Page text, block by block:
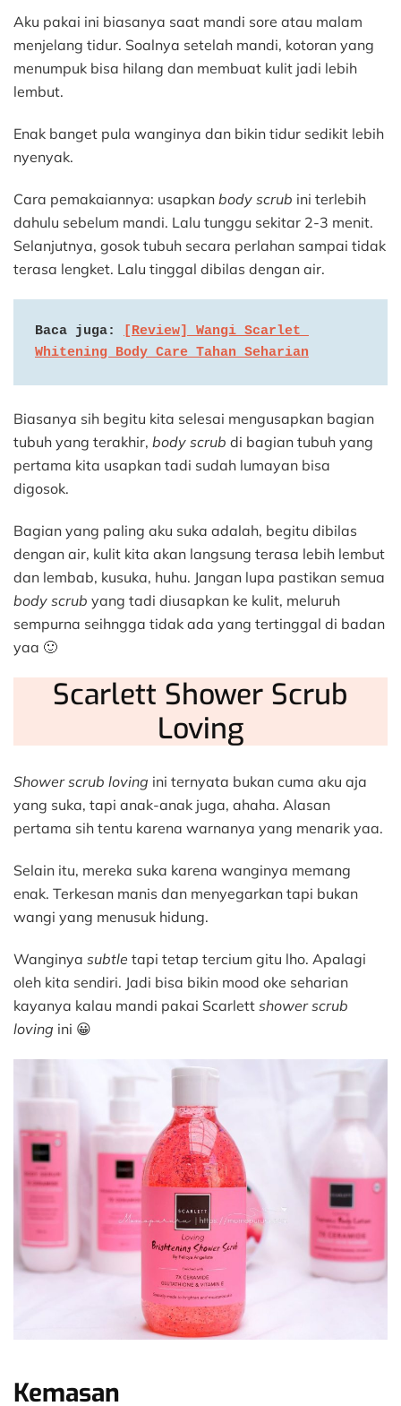
Aku pakai ini biasanya saat mandi sore atau malam
menjelang tidur. Soalnya setelah mandi, kotoran yang
menumpuk bisa hilang dan membuat kulit jadi lebih
lembut.
Enak banget pula wanginya dan bikin tidur sedikit lebih
nyenyak.
Cara pemakaiannya: usapkan body scrub ini terlebih
dahulu sebelum mandi. Lalu tunggu sekitar 2-3 menit.
Selanjutnya, gosok tubuh secara perlahan sampai tidak
terasa lengket. Lalu tinggal dibilas dengan air.
Baca juga:
[Review] Wangi Scarlet
Whitening Body Care Tahan Seharian
Biasanya sih begitu kita selesai mengusapkan bagian
tubuh yang terakhir, body scrub di bagian tubuh yang
pertama kita usapkan tadi sudah lumayan bisa
digosok.
Bagian yang paling aku suka adalah, begitu dibilas
dengan air, kulit kita akan langsung terasa lebih lembut
dan lembab, kusuka, huhu. Jangan lupa pastikan semua
body scrub yang tadi diusapkan ke kulit, meluruh
sempurna seihngga tidak ada yang tertinggal di badan
yaa 🙂
Scarlett Shower Scrub
Loving
Shower scrub loving ini ternyata bukan cuma aku aja
yang suka, tapi anak-anak juga, ahaha. Alasan
pertama sih tentu karena warnanya yang menarik yaa.
Selain itu, mereka suka karena wanginya memang
enak. Terkesan manis dan menyegarkan tapi bukan
wangi yang menusuk hidung.
Wanginya subtle tapi tetap tercium gitu lho. Apalagi
oleh kita sendiri. Jadi bisa bikin mood oke seharian
kayanya kalau mandi pakai Scarlett shower scrub
loving ini 😀
Kemasan